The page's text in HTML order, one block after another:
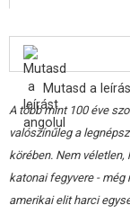
Mutasd a
A több mint 100 éve
valószínűleg a
körében. Nem véletlen,
katonai fegyvere -
amerikai elit harci